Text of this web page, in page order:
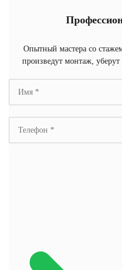
Опытный мастера со
произведут монтаж,